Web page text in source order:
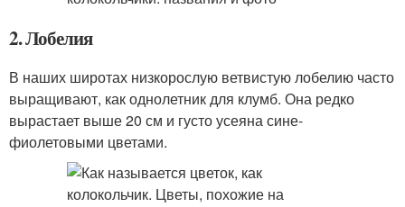
2. Лобелия
В наших широтах низкорослую ветвистую лобелию часто
выращивают, как однолетник для клумб. Она редко
вырастает выше 20 см и густо усеяна сине-
фиолетовыми цветами.